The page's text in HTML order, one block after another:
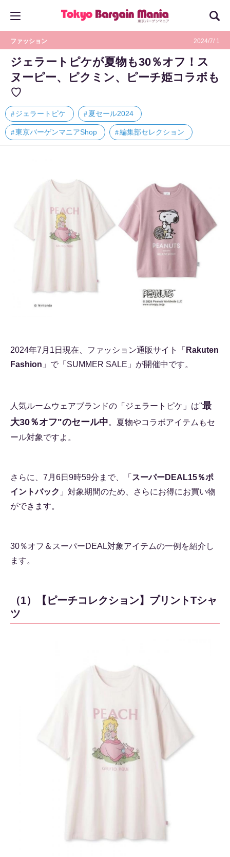
ファッション 2024/7/ 1
ジェラートピケが夏物も30％オフ！ス
ヌーピー、ピクミン、ピーチ姫コラボも
♡
ジェラートピケ 夏セール2024
東京バーゲンマニアShop 編集部セレクション
2024年7月1日現在、ファッション通販サイト「 Rakuten
Fashion 」で「SUMMER SALE」が開催中です。
人気ルームウェアブランドの「ジェラートピケ」は"最
大30％オフ"のセール中。夏物やコラボアイテムもセ
ール対象ですよ。
さらに、7月6日9時59分まで、「 スーパーDEAL15％ポ
イントバック 」対象期間のため、さらにお得にお買い物
ができます。
30％オフ＆スーパーDEAL対象アイテムの一例を紹介し
ます。
（1）【ピーチコレクション】プリントTシャ
ツ